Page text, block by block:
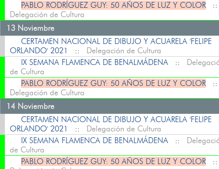
PABLO RODRÍGUEZ GUY: 50 AÑOS DE LUZ Y COLOR
Delegación de Cultura
13 Noviembre
CERTAMEN NACIONAL DE DIBUJO Y ACUARELA 'FELIPE
ORLANDO' 2021
:: Delegación de Cultura
IX SEMANA FLAMENCA DE BENALMÁDENA
::
de Cultura
PABLO RODRÍGUEZ GUY: 50 AÑOS DE LUZ Y COLOR
Delegación de Cultura
14 Noviembre
CERTAMEN NACIONAL DE DIBUJO Y ACUARELA 'FELIPE
ORLANDO' 2021
:: Delegación de Cultura
IX SEMANA FLAMENCA DE BENALMÁDENA
::
de Cultura
PABLO RODRÍGUEZ GUY: 50 AÑOS DE LUZ Y COLOR